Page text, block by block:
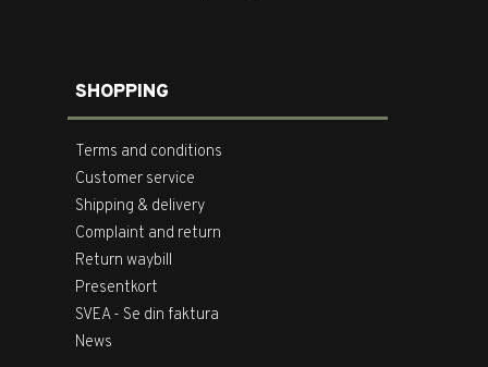
SHOPPING
Terms and conditions
Customer service
Shipping & delivery
Complaint and return
Return waybill
Presentkort
SVEA - Se din faktura
News